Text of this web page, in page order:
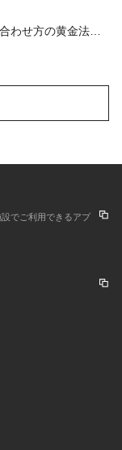
わせ方の黄金法則
でご利用できるアプ